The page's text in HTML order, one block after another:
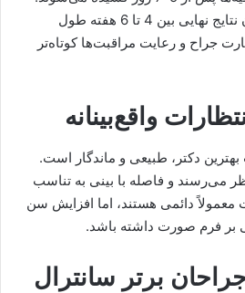
بهبودی کامل و نمایان شدن نتایج نهایی بین 4 تا 6 هفته طول
جراح و رعایت مراقبت‌ها کوتاه‌تر
واقع‌بینانه
بهترین دکتر، طبیعی و ماندگار است.
می‌رسند و فاصله با بینی به تناسب
معمولاً دائمی هستند، اما افزایش سن
بر فرم صورت داشته باشد.
برتر سانترال